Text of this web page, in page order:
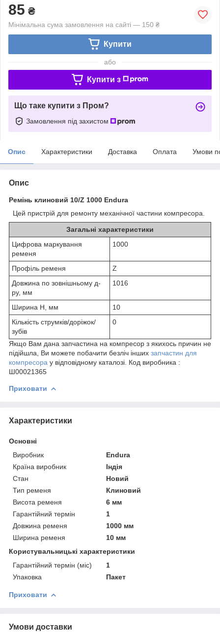
85 ₴
Мінімальна сума замовлення на сайті — 150 ₴
Купити
або
Купити з
Що таке купити з Пром?
Замовлення під захистом
Опис Характеристики Доставка Оплата Умови
Опис
Ремінь клиновий 10/Z 1000 Endura
Цей пристрій для ремонту механічної частини компресора.
Загальні характеристики
Цифрова маркування
ременя
1000
Профіль ременя
Z
Довжина по зовнішньому д-
ру, мм
1016
Ширина H, мм
10
Кількість струмків/доріжок/
зубів
0
Якщо Вам дана запчастина на компресор з якихось причин не
підійшла, Ви можете побачити безліч інших запчастин для
компресора у відповідному каталозі. Код виробника :
Ш00021365
Приховати
Характеристики
Основні
Виробник
Endura
Країна виробник
Індія
Стан
Новий
Тип ременя
Клиновий
Висота ременя
6 мм
Гарантійний термін
1
Довжина ременя
1000 мм
Ширина ременя
10 мм
Користувальницькі характеристики
Гарантійний термін (міс)
1
Упаковка
Пакет
Приховати
Умови доставки